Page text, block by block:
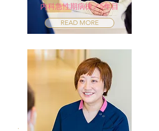
内科急性期病棟／5年目
READ MORE